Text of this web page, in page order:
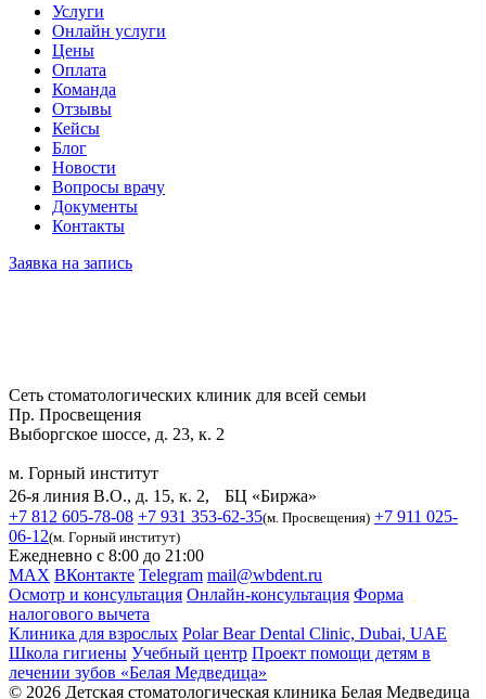
Услуги
Онлайн услуги
Цены
Оплата
Команда
Отзывы
Кейсы
Блог
Новости
Вопросы врачу
Документы
Контакты
Заявка на запись
Сеть стоматологических клиник для всей семьи
Пр. Просвещения
Выборгское шоссе, д. 23, к. 2
м. Горный институт
26-я линия В.О., д. 15, к. 2, БЦ «Биржа»
+7 812 605-78-08 +7 931 353-62-35(м. Просвещения) +7 911 025-
06-12(м. Горный институт)
Ежедневно с 8:00 до 21:00
MAX ВКонтакте Telegram mail@wbdent.ru
Осмотр и консультация Онлайн-консультация Форма
налогового вычета
Клиника для взрослых Polar Bear Dental Clinic, Dubai, UAE
Школа гигиены Учебный центр Проект помощи детям в
лечении зубов «Белая Медведица»
© 2026 Детская стоматологическая клиника Белая Медведица